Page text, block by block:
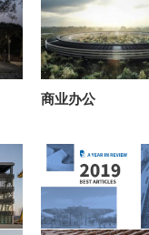
商业办公